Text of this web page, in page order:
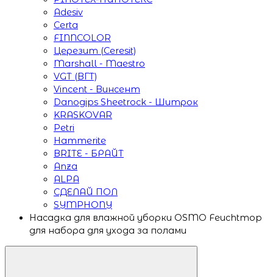
Adesiv
Certa
FINNCOLOR
Церезит (Ceresit)
Marshall - Maestro
VGT (ВГТ)
Vincent - Винсент
Danogips Sheetrock - Шитрок
KRASKOVAR
Petri
Hammerite
BRITE - БРАЙТ
Anza
ALPA
СДЕЛАЙ ПОЛ
SYMPHONY
Насадка для влажной уборки OSMO Feuchtmop
для набора для ухода за полами